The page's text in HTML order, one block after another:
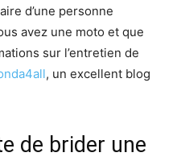
d’une personne
avez une moto et que
sur l’entretien de
, un excellent blog
de brider une